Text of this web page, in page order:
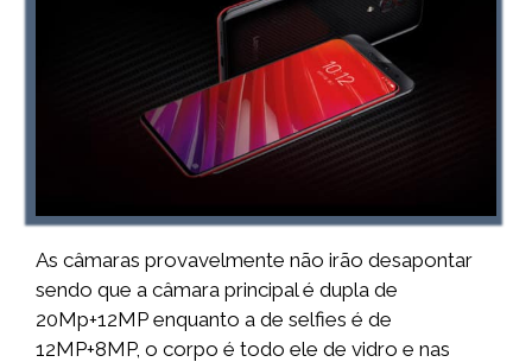
As câmaras provavelmente não irão desapontar
sendo que a câmara principal é dupla de
20Mp+12MP enquanto a de selfies é de
12MP+8MP, o corpo é todo ele de vidro e nas